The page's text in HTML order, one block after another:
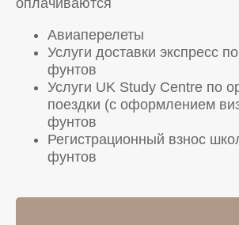
Авиаперелеты
Услуги доставки экспресс
фунтов
Услуги UK Study Centre по
поездки (с оформлением
фунтов
Регистрационный взнос
фунтов